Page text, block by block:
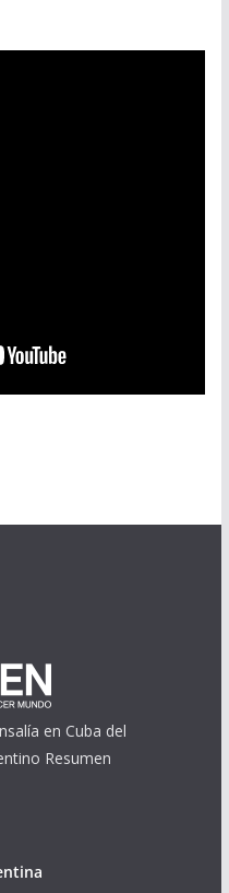
en Cuba del
Resumen